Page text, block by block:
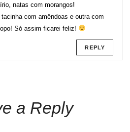
natas com morangos!
tacinha com amêndoas e outra com
Só assim ficarei feliz!
REPLY
a Reply